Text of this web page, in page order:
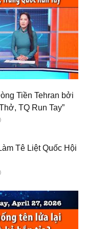
Tiền Tehran bởi
TQ Run Tay”
Tê Liệt Quốc Hội